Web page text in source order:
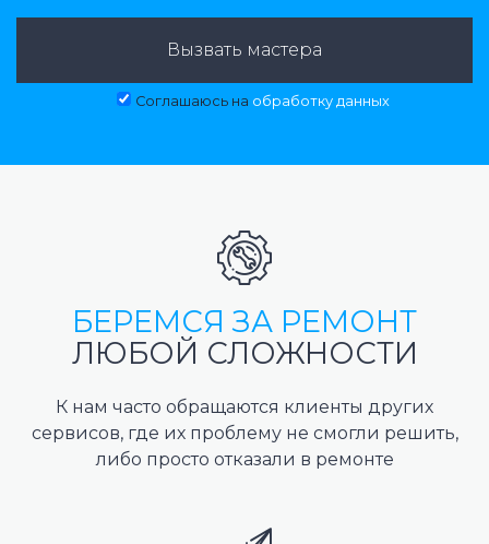
Вызвать мастера
Соглашаюсь на обработку данных
БЕРЕМСЯ ЗА РЕМОНТ
ЛЮБОЙ СЛОЖНОСТИ
К нам часто обращаются клиенты других
сервисов, где их проблему не смогли решить,
либо просто отказали в ремонте